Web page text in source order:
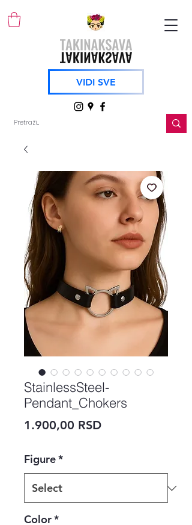
VIDI SVE
StainlessSteel-
Pendant_Chokers
1.900,00 RSDPrice
Figure*
Color*